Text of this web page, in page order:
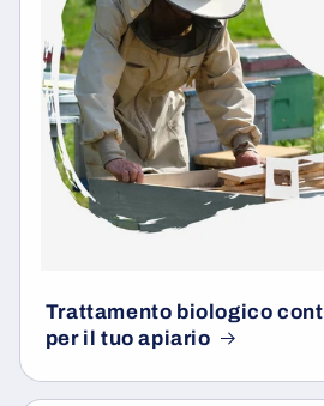
Trattamento biologico
per il tuo apiario